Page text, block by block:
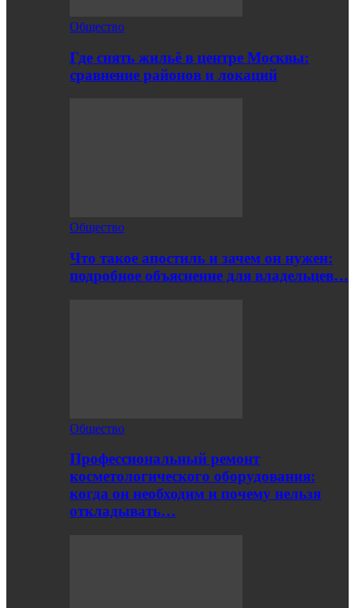
Общество
Где снять жильё в центре Москвы:
сравнение районов и локаций
Общество
Что такое апостиль и зачем он нужен:
подробное объяснение для владельцев…
Общество
Профессиональный ремонт
косметологического оборудования:
когда он необходим и почему нельзя
откладывать…